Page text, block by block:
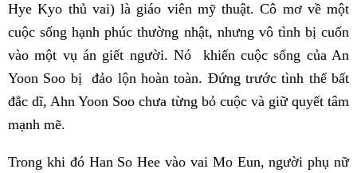
Hye Kyo thủ vai) là giáo viên mỹ thuật. Cô mơ về một
cuộc sống hạnh phúc thường nhật, nhưng vô tình bị cuốn
vào một vụ án giết người. Nó khiến cuộc sống của An
Yoon Soo bị đảo lộn hoàn toàn. Đứng trước tình thế bất
đắc dĩ, Ahn Yoon Soo chưa từng bỏ cuộc và giữ quyết tâm
mạnh mẽ.
Trong khi đó Han So Hee vào vai Mo Eun, người phụ nữ